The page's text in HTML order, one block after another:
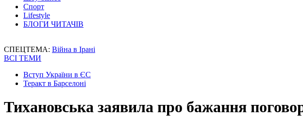
Спорт
Lifestyle
БЛОГИ ЧИТАЧІВ
СПЕЦТЕМА: Війна в Ірані
ВСІ ТЕМИ
Вступ України в ЄС
Теракт в Барселоні
Тихановська заявила про бажання